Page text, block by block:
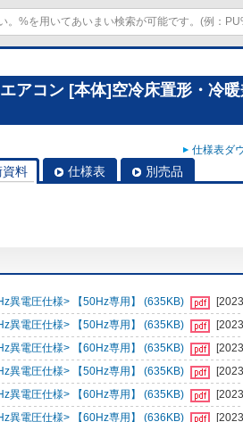
アコン [本体]空冷床置形・冷
仕様表ダ
資料 仕様表 別売品
異電圧仕様> 【50Hz専用】 (635KB)
異電圧仕様> 【50Hz専用】 (635KB)
異電圧仕様> 【60Hz専用】 (635KB)
異電圧仕様> 【50Hz専用】 (635KB)
異電圧仕様> 【60Hz専用】 (635KB)
異電圧仕様> 【60Hz専用】 (636KB)